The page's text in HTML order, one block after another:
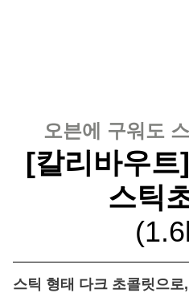
오븐에 구워도
[칼리바우
스틱
스틱 형태 다크 초콜릿으